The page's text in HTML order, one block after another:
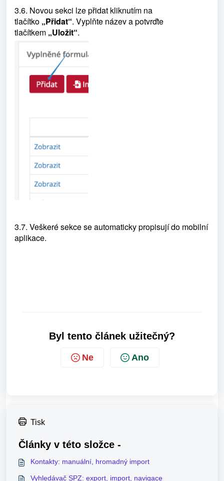
3.6. Novou sekci lze přidat kliknutím na
tlačítko „Přidat“. Vyplňte název a potvrďte
tlačítkem „Uložit“.
3.7. Veškeré sekce se automaticky propisují do mobilní
aplikace.
Byl tento článek užitečný?
Ne Ano
Tisk
Články v této složce -
Kontakty: manuální, hromadný import
Vyhledávač SPZ: export, import, navigace